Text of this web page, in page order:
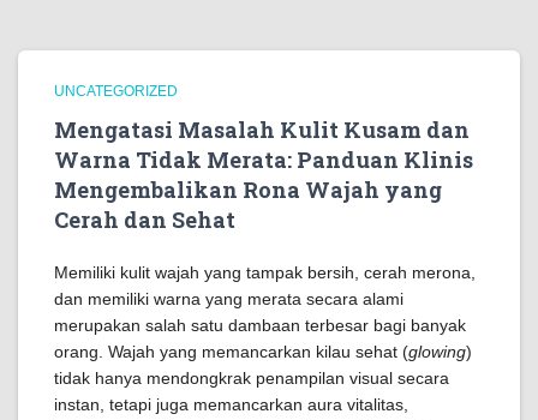
UNCATEGORIZED
Mengatasi Masalah Kulit Kusam dan
Warna Tidak Merata: Panduan Klinis
Mengembalikan Rona Wajah yang
Cerah dan Sehat
Memiliki kulit wajah yang tampak bersih, cerah merona,
dan memiliki warna yang merata secara alami
merupakan salah satu dambaan terbesar bagi banyak
orang. Wajah yang memancarkan kilau sehat (glowing)
tidak hanya mendongkrak penampilan visual secara
instan, tetapi juga memancarkan aura vitalitas,